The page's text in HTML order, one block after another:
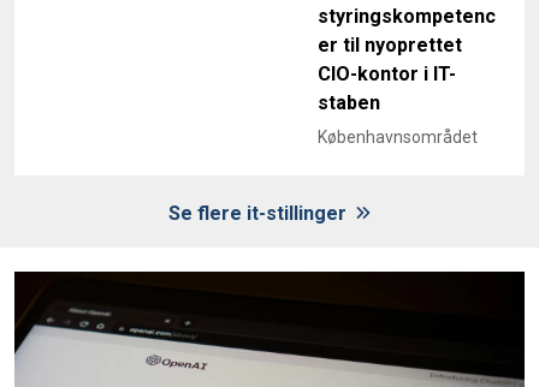
styringskompetenc
er til nyoprettet
CIO-kontor i IT-
staben
Københavnsområdet
Se flere it-stillinger